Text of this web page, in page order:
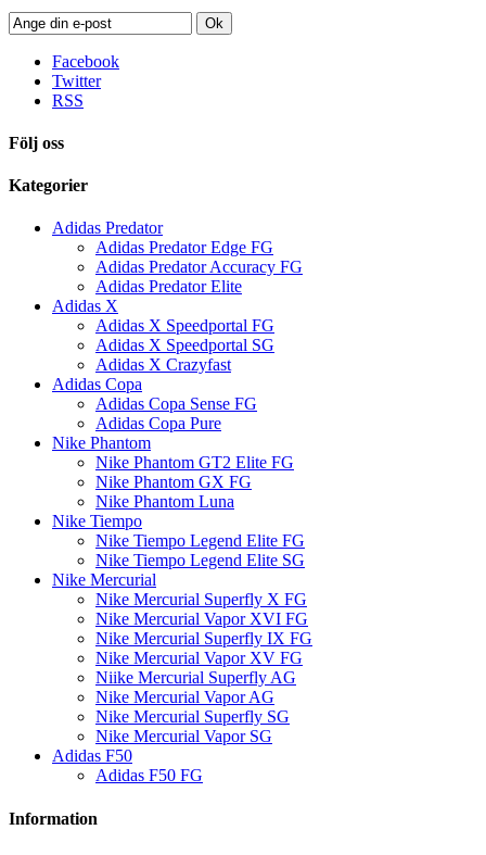
Ok
Facebook
Twitter
RSS
Följ oss
Kategorier
Adidas Predator
Adidas Predator Edge FG
Adidas Predator Accuracy FG
Adidas Predator Elite
Adidas X
Adidas X Speedportal FG
Adidas X Speedportal SG
Adidas X Crazyfast
Adidas Copa
Adidas Copa Sense FG
Adidas Copa Pure
Nike Phantom
Nike Phantom GT2 Elite FG
Nike Phantom GX FG
Nike Phantom Luna
Nike Tiempo
Nike Tiempo Legend Elite FG
Nike Tiempo Legend Elite SG
Nike Mercurial
Nike Mercurial Superfly X FG
Nike Mercurial Vapor XVI FG
Nike Mercurial Superfly IX FG
Nike Mercurial Vapor XV FG
Niike Mercurial Superfly AG
Nike Mercurial Vapor AG
Nike Mercurial Superfly SG
Nike Mercurial Vapor SG
Adidas F50
Adidas F50 FG
Information